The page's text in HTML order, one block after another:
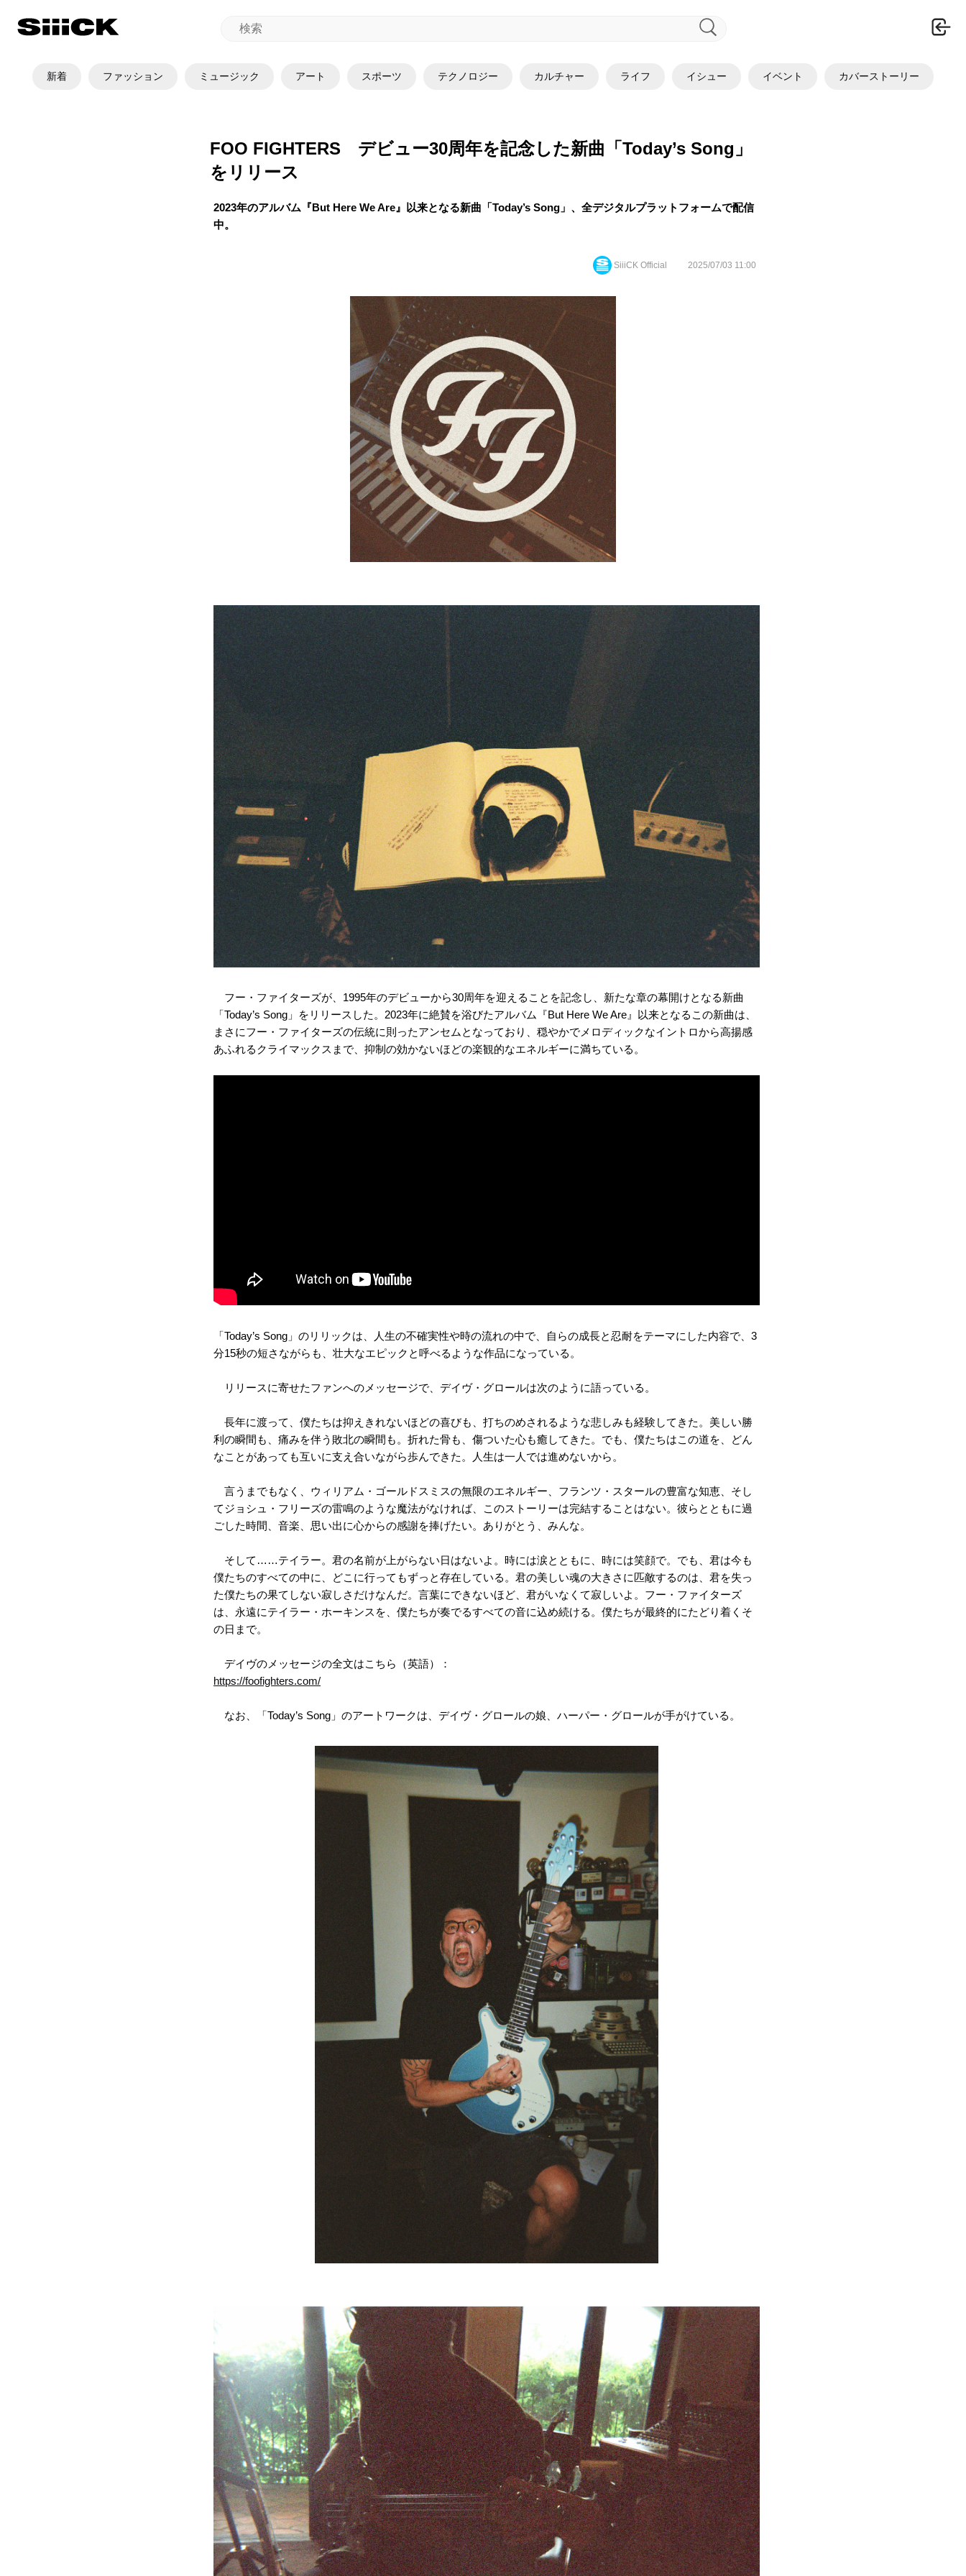
新着 ファッション ミュージック アート スポーツ テクノロジー カルチャー ライフ イシュー イベント カバーストーリー
FOO FIGHTERS デビュー30周年を記念した新曲「Today’s Song」
をリリース
2023年のアルバム『But Here We Are』以来となる新曲「Today’s Song」、全デジタルプラットフォームで配信
中。
SiiiCK Official 2025/07/03 11:00
フー・ファイターズが、1995年のデビューから30周年を迎えることを記念し、新たな章の幕開けとなる新曲
「Today’s Song」をリリースした。2023年に絶賛を浴びたアルバム『But Here We Are』以来となるこの新曲は、
まさにフー・ファイターズの伝統に則ったアンセムとなっており、穏やかでメロディックなイントロから高揚感
あふれるクライマックスまで、抑制の効かないほどの楽観的なエネルギーに満ちている。
「Today’s Song」のリリックは、人生の不確実性や時の流れの中で、自らの成長と忍耐をテーマにした内容で、3
分15秒の短さながらも、壮大なエピックと呼べるような作品になっている。
リリースに寄せたファンへのメッセージで、デイヴ・グロールは次のように語っている。
長年に渡って、僕たちは抑えきれないほどの喜びも、打ちのめされるような悲しみも経験してきた。美しい勝
利の瞬間も、痛みを伴う敗北の瞬間も。折れた骨も、傷ついた心も癒してきた。でも、僕たちはこの道を、どん
なことがあっても互いに支え合いながら歩んできた。人生は一人では進めないから。
言うまでもなく、ウィリアム・ゴールドスミスの無限のエネルギー、フランツ・スタールの豊富な知恵、そし
てジョシュ・フリーズの雷鳴のような魔法がなければ、このストーリーは完結することはない。彼らとともに過
ごした時間、音楽、思い出に心からの感謝を捧げたい。ありがとう、みんな。
そして……テイラー。君の名前が上がらない日はないよ。時には涙とともに、時には笑顔で。でも、君は今も
僕たちのすべての中に、どこに行ってもずっと存在している。君の美しい魂の大きさに匹敵するのは、君を失っ
た僕たちの果てしない寂しさだけなんだ。言葉にできないほど、君がいなくて寂しいよ。フー・ファイターズ
は、永遠にテイラー・ホーキンスを、僕たちが奏でるすべての音に込め続ける。僕たちが最終的にたどり着くそ
の日まで。
デイヴのメッセージの全文はこちら（英語）：
https://foofighters.com/
なお、「Today’s Song」のアートワークは、デイヴ・グロールの娘、ハーパー・グロールが手がけている。